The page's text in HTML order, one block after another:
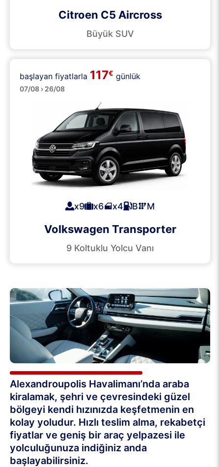
Citroen C5 Aircross
Büyük SUV
Minibüsler
başlayan fiyatlarla 117€ günlük
07/08 › 26/08
x9 x6 x4 B M
Volkswagen Transporter
9 Koltuklu Yolcu Vanı
Alexandroupolis Havalimanı’nda araba
kiralamak, şehri ve çevresindeki güzel
bölgeyi kendi hızınızda keşfetmenin en
kolay yoludur. Hızlı teslim alma, rekabetçi
fiyatlar ve geniş bir araç yelpazesi ile
yolculuğunuza indiğiniz anda
başlayabilirsiniz.